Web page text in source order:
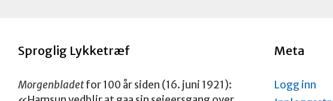
Sproglig Lykketræf
Morgenbladetfor 100 år siden (16. juni 1921):
Meta
Logg inn